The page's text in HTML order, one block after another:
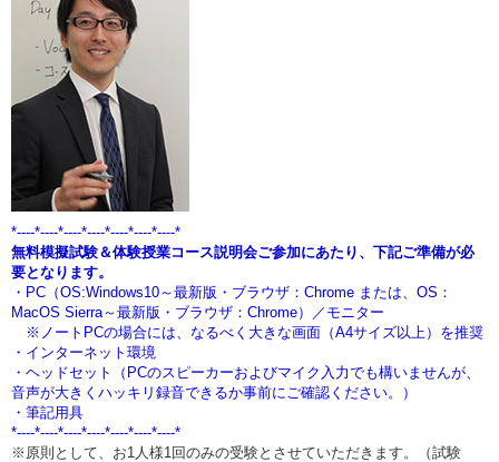
*----*----*----*----*----*----*----*
無料模擬試験＆体験授業コース説明会ご参加にあたり、下記ご準備が必
要となります。
・PC（OS:Windows10～最新版・ブラウザ：Chrome または、OS：
MacOS Sierra～最新版・ブラウザ：Chrome）／モニター
※ノートPCの場合には、なるべく大きな画面（A4サイズ以上）を推奨
・インターネット環境
・ヘッドセット（PCのスピーカーおよびマイク入力でも構いませんが、
音声が大きくハッキリ録音できるか事前にご確認ください。）
・筆記用具
*----*----*----*----*----*----*----*
※原則として、お1人様1回のみの受験とさせていただきます。（試験